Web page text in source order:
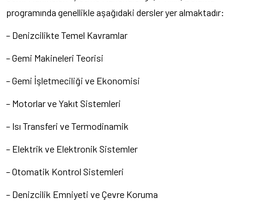
programında genellikle aşağıdaki dersler yer almaktadır:
– Denizcilikte Temel Kavramlar
– Gemi Makineleri Teorisi
– Gemi İşletmeciliği ve Ekonomisi
– Motorlar ve Yakıt Sistemleri
– Isı Transferi ve Termodinamik
– Elektrik ve Elektronik Sistemler
– Otomatik Kontrol Sistemleri
– Denizcilik Emniyeti ve Çevre Koruma